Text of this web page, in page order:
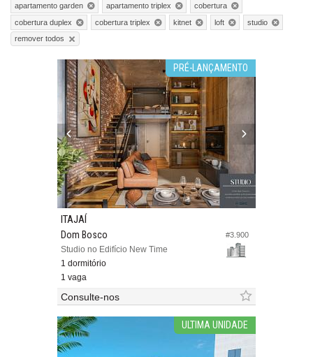
apartamento garden
apartamento triplex
cobertura
cobertura duplex
cobertura triplex kitnet loft
studio
remover todos
PRÉ-LANÇAMENTO
#3.900
ITAJAÍ
Dom Bosco
Studio no Edifício New Time
1 dormitório
1 vaga
Consulte-nos
ULTIMA UNIDADE